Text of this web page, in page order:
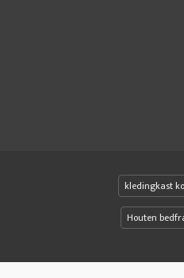
kledingkast
Houten